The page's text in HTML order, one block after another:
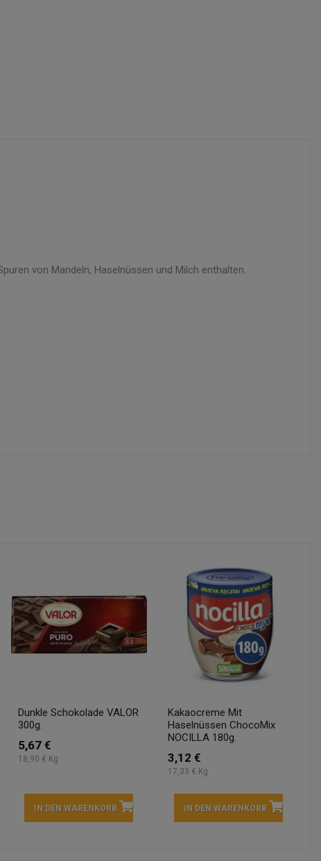
von Mandeln, Haselnüssen und Milch enthalten.
Dunkle Schokolade VALOR
300g.
5,67 €
18,90 € Kg
IN DEN WARENKORB
Kakaocreme Mit
Haselnüssen ChocoMix
NOCILLA 180g.
3,12 €
17,33 € Kg
IN DEN WARENKORB